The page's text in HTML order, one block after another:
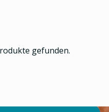
gefunden.